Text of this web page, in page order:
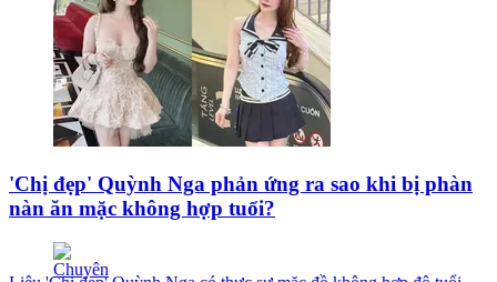
'Chị đẹp' Quỳnh Nga phản ứng ra sao khi bị phàn
nàn ăn mặc không hợp tuổi?